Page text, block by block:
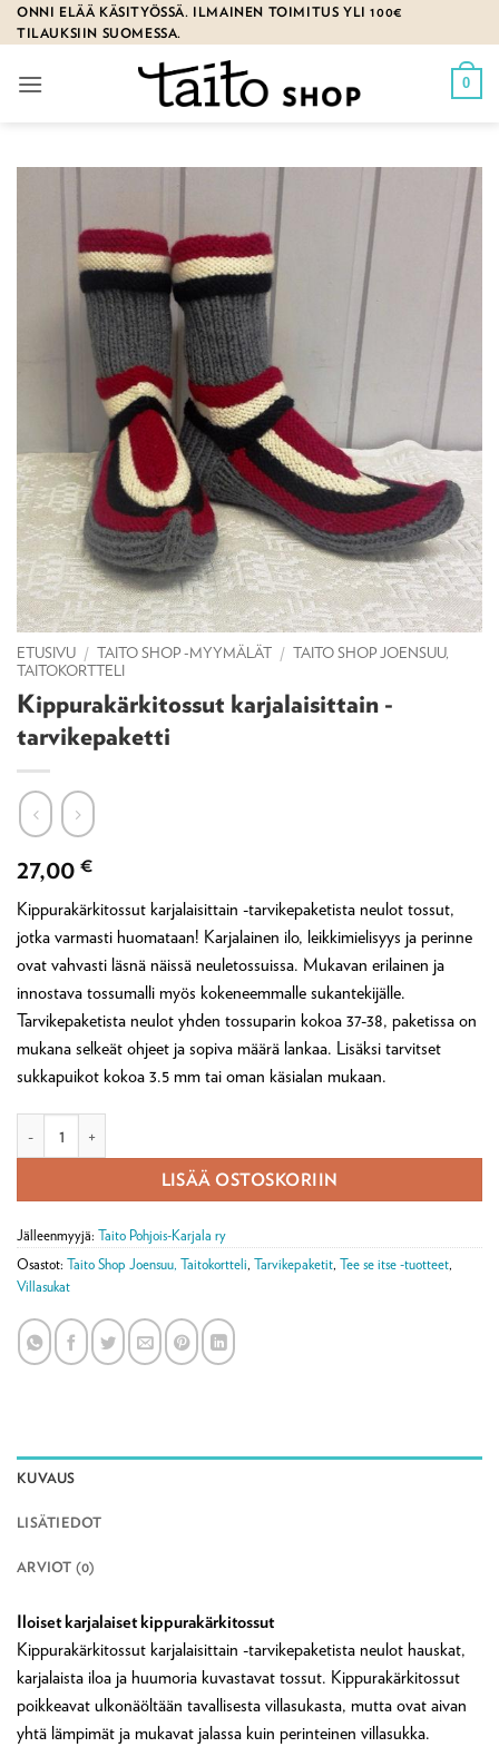
Skip
to
ONNI ELÄÄ KÄSITYÖSSÄ. ILMAINEN TOIMITUS YLI 100€
TILAUKSIIN SUOMESSA.
0
ETUSIVU / TAITO SHOP -MYYMÄLÄT / TAITO SHOP JOENSUU,
TAITOKORTTELI
Kippurakärkitossut karjalaisittain -
tarvikepaketti
27,00 €
Kippurakärkitossut karjalaisittain -tarvikepaketista neulot tossut,
jotka varmasti huomataan! Karjalainen ilo, leikkimielisyys ja perinne
ovat vahvasti läsnä näissä neuletossuissa. Mukavan erilainen ja
innostava tossumalli myös kokeneemmalle sukantekijälle.
Tarvikepaketista neulot yhden tossuparin kokoa 37-38, paketissa on
mukana selkeät ohjeet ja sopiva määrä lankaa. Lisäksi tarvitset
sukkapuikot kokoa 3.5 mm tai oman käsialan mukaan.
LISÄÄ OSTOSKORIIN
Jälleenmyyjä: Taito Pohjois-Karjala ry
Osastot: Taito Shop Joensuu, Taitokortteli, Tarvikepaketit, Tee se itse -tuotteet,
Villasukat
KUVAUS
LISÄTIEDOT
ARVIOT (0)
Iloiset karjalaiset kippurakärkitossut
Kippurakärkitossut karjalaisittain -tarvikepaketista neulot hauskat,
karjalaista iloa ja huumoria kuvastavat tossut. Kippurakärkitossut
poikkeavat ulkonäöltään tavallisesta villasukasta, mutta ovat aivan
yhtä lämpimät ja mukavat jalassa kuin perinteinen villasukka.